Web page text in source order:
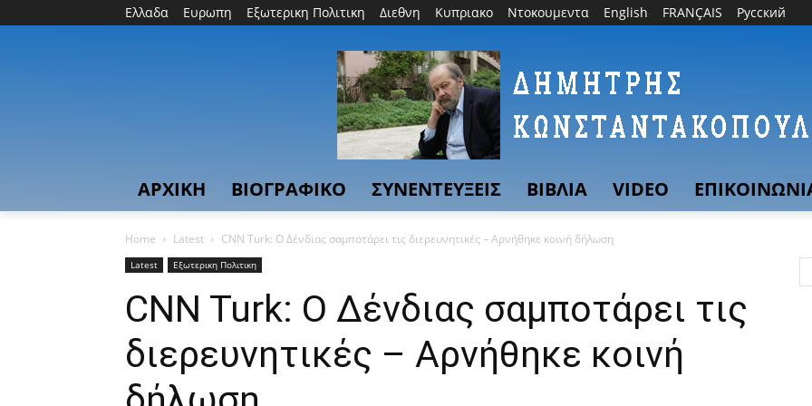
Ελλαδα Ευρωπη Εξωτερικη Πολιτικη Διεθνη Κυπριακο Ντοκουμεντα English FRANÇAIS Русский
ΑΡΧΙΚΗ ΒΙΟΓΡΑΦΙΚΟ ΣΥΝΕΝΤΕΥΞΕΙΣ ΒΙΒΛΙΑ VIDEO
Home Latest CNN Turk: Ο Δένδιας σαμποτάρει τις διερευνητικές – Αρνήθηκε κοινή δήλωση
Latest Εξωτερικη Πολιτικη
CNN Turk: Ο Δένδιας σαμποτάρει τις
διερευνητικές – Αρνήθηκε κοινή